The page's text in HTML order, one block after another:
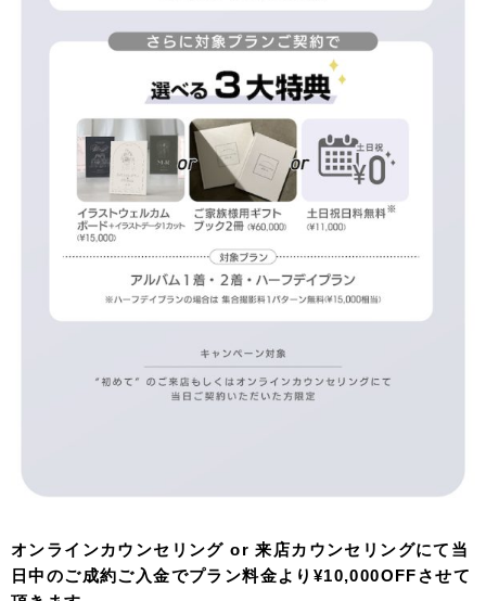
オンラインカウンセリング or 来店カウンセリングにて当
日中のご成約ご入金でプラン料金より¥10,000OFFさせて